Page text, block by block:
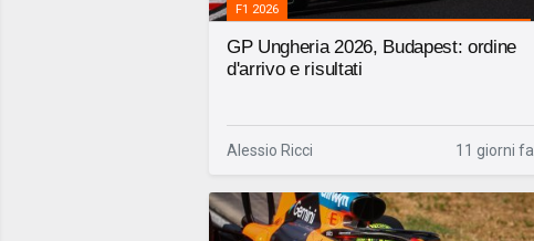
F1 2026
GP Ungheria 2026, Budapest: ordine
d'arrivo e risultati
Alessio Ricci 11 giorni fa